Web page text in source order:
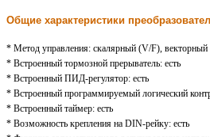
Общие характеристики
* Метод управления: скалярный (V/F), векторный
* Встроенный тормозной прерыватель: есть
* Встроенный ПИД-регулятор: есть
* Встроенный программируемый логический
* Встроенный таймер: есть
* Возможность крепления на DIN-рейку: есть